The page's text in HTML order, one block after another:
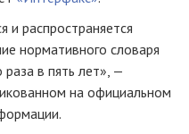
и распространяется
нормативного словаря
в пять лет», —
на официальном